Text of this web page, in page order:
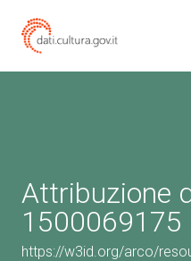
Attribuzione
1500069175
https://w3id.org/arco/